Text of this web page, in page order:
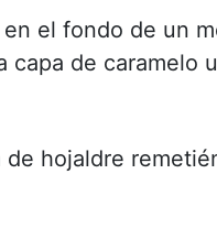
el fondo de un
capa de caramelo
hojaldre